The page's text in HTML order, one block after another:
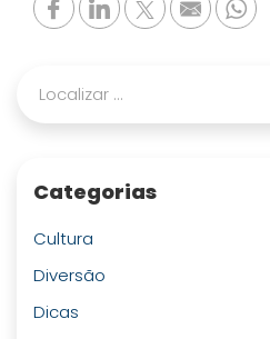
Categorias
Cultura
Diversão
Dicas